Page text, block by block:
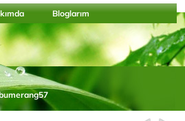
Bloglarım